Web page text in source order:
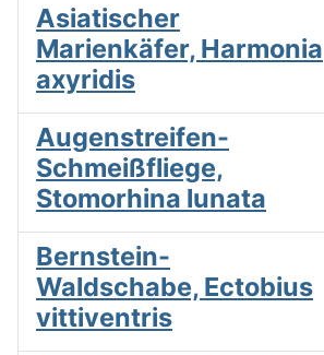
Asiatischer
Marienkäfer, Harmonia
axyridis
Augenstreifen-
Schmeißfliege,
Stomorhina lunata
Bernstein-
Waldschabe, Ectobius
vittiventris